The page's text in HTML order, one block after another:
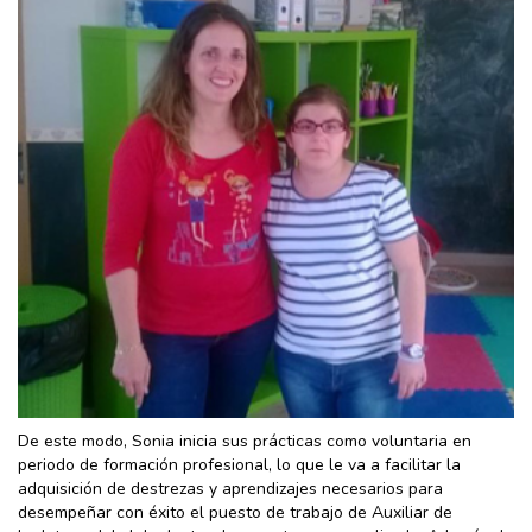
De este modo, Sonia inicia sus prácticas como voluntaria en
periodo de formación profesional, lo que le va a facilitar la
adquisición de destrezas y aprendizajes necesarios para
desempeñar con éxito el puesto de trabajo de Auxiliar de